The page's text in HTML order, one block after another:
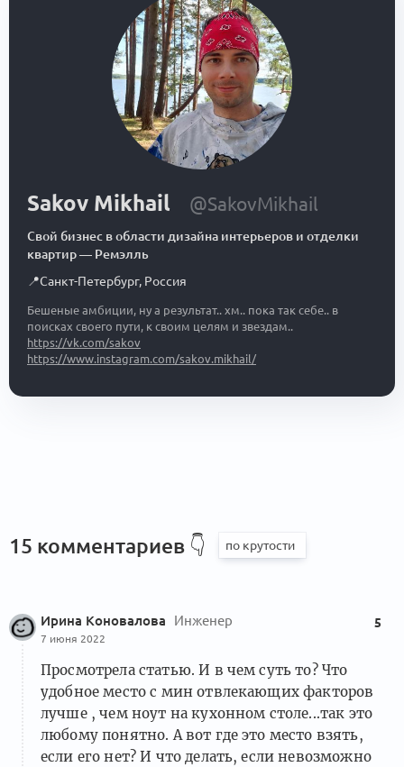
Sakov Mikhail @SakovMikhail
Свой бизнес в области дизайна интерьеров и отделки
квартир— Ремэлль
📍Санкт-Петербург, Россия
Бешеные амбиции, ну а результат.. хм.. пока так себе.. в
поисках своего пути, к своим целям и звездам..
https://vk.com/sakov
https://www.instagram.com/sakov.mikhail/
15 комментариев 👇
Ирина Коновалова Инженер
7 июня 2022
5
Просмотрела статью. И в чем суть то? Что
удобное место с мин отвлекающих факторов
лучше , чем ноут на кухонном столе...так это
любому понятно. А вот где это место взять,
если его нет? И что делать, если невозможно